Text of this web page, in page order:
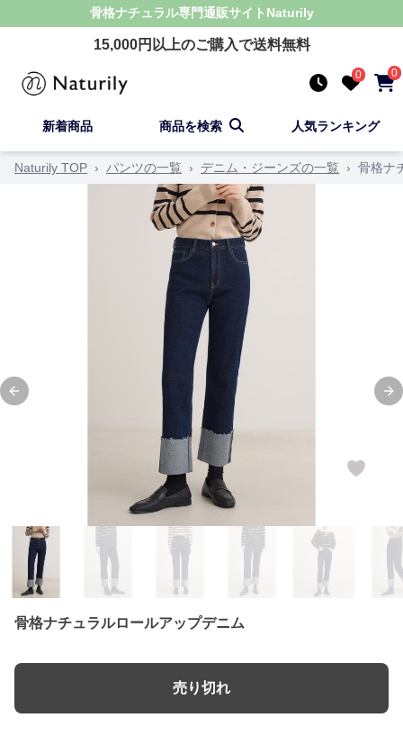
骨格ナチュラル専門通販サイト Naturily
15,000円以上のご購入で送料無料
0 0
新着商品 商品を検索 人気ランキング
Naturily TOP › パンツの一覧 › デニム・ジーンズの一覧 › 骨格ナ
Previous slide
骨格ナチュラルロールアップデニム
売り切れ